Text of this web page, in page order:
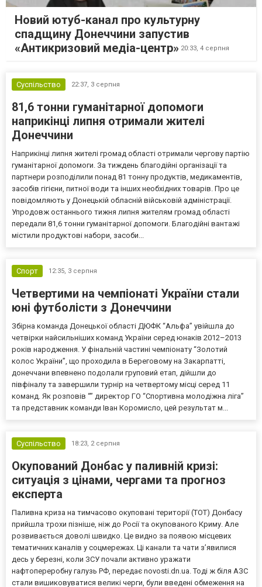
Новий ютуб-канал про культурну
спадщину Донеччини запустив
«Антикризовий медіа-центр» 20:33, 4 серпня
Суспільство 22:37, 3 серпня
81,6 тонни гуманітарної допомоги
наприкінці липня отримали жителі
Донеччини
Наприкінці липня жителі громад області отримали чергову партію
гуманітарної допомоги. За тиждень благодійні організації та
партнери розподілили понад 81 тонну продуктів, медикаментів,
засобів гігієни, питної води та інших необхідних товарів. Про це
повідомляють у Донецькій обласній військовій адміністрації.
Упродовж останнього тижня липня жителям громад області
передали 81,6 тонни гуманітарної допомоги. Благодійні вантажі
містили продуктові набори, засоби...
Спорт 12:35, 3 серпня
Четвертими на чемпіонаті України стали
юні футболісти з Донеччини
Збірна команда Донецької області ДЮФК “Альфа” увійшла до
четвірки найсильніших команд України серед юнаків 2012–2013
років народження. У фінальній частині чемпіонату “Золотий
колос України”, що проходила в Береговому на Закарпатті,
донеччани впевнено подолали груповий етап, дійшли до
півфіналу та завершили турнір на четвертому місці серед 11
команд. Як розповів “” директор ГО “Спортивна молодіжна ліга”
та представник команди Іван Коромисло, цей результат м...
Суспільство 18:23, 2 серпня
Окупований Донбас у паливній кризі:
ситуація з цінами, чергами та прогноз
експерта
Паливна криза на тимчасово окуповані території (ТОТ) Донбасу
прийшла трохи пізніше, ніж до Росії та окупованого Криму. Але
розвивається доволі швидко. Це видно за появою місцевих
тематичних каналів у соцмережах. Ці канали та чати з’явилися
десь у березні, коли ЗСУ почали активно уражати
нафтопереробну галузь РФ, передає novosti.dn.ua. Тоді ж біля АЗС
стали вишиковуватися великі черги, були введені обмеження на